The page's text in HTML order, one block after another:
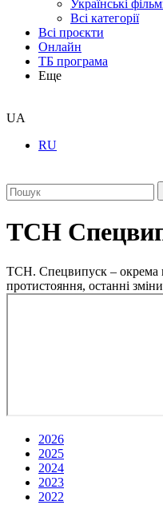
Українські
Всі категорії
Всі проєкти
Онлайн
ТБ програма
Еще
UA
RU
ТСН
ТСН. Спецвипуск – окрема
протистояння, останні
2026
2025
2024
2023
2022